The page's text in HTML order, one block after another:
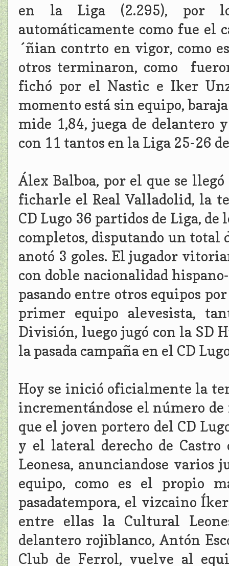
en la Liga (2.295), por
automáticamente como fue el
´ñian contrto en vigor, como
otros terminaron, como
fichó por el Nastic e Iker
momento está sin equipo,
mide 1,84, juega de delantero
con 11 tantos en la Liga 25-26
Álex Balboa, por el que se
ficharle el Real Valladolid, la
CD Lugo 36 partidos de Liga,
completos, disputando un total
anotó 3 goles. El jugador
con doble nacionalidad
pasando entre otros equipos
primer equipo alevesista,
División, luego jugó con la SD
la pasada campaña en el CD
Hoy se inició oficialmente la
incrementándose el número de
que el joven portero del CD
y el lateral derecho de Castro
Leonesa, anunciandose varios
equipo, como es el propio
pasadatempora, el vizcaino
entre ellas la Cultural
delantero rojiblanco, Antón
Club de Ferrol, vuelve al